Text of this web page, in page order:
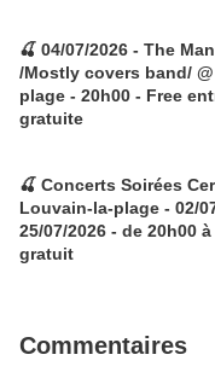
🍒 04/07/2026 - The
/Mostly covers band/
plage - 20h00 - Free
gratuite
🍒 Concerts Soirées
Louvain-la-plage - 02/
25/07/2026 - de 20h00
gratuit
Commentaires